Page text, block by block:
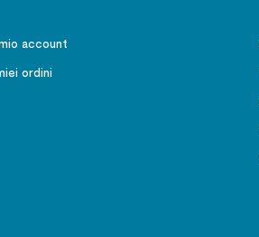
account
ordini